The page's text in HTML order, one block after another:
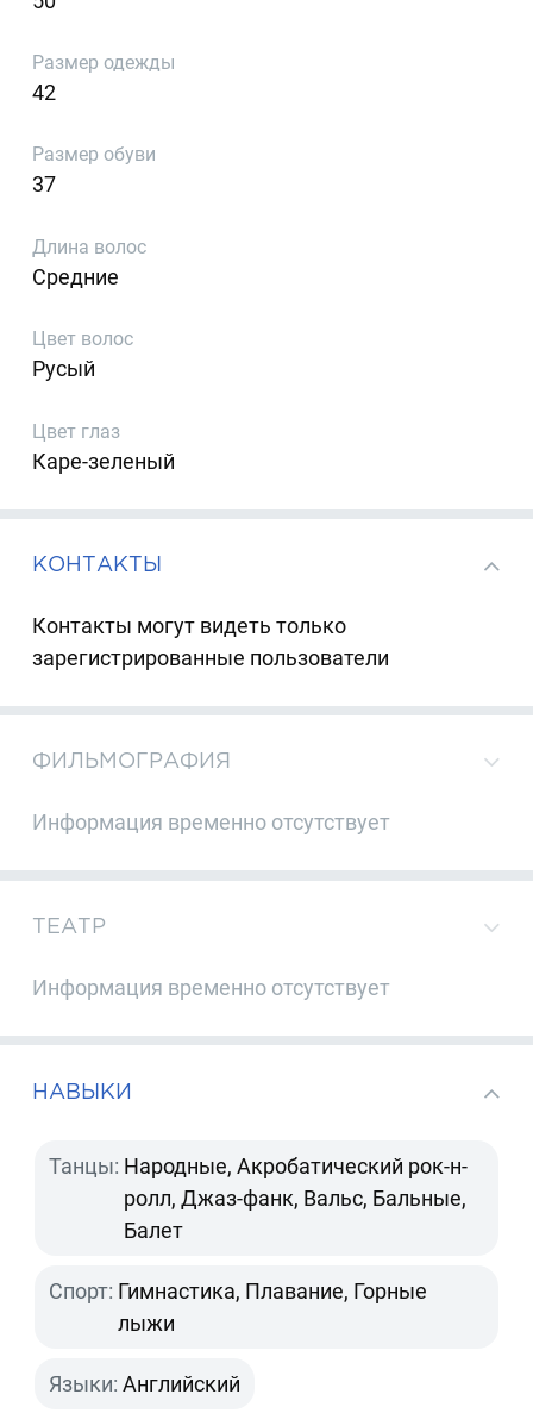
Размер одежды
42
Размер обуви
37
Длина волос
Средние
Цвет волос
Русый
Цвет глаз
Каре-зеленый
КОНТАКТЫ
Контакты могут видеть только
зарегистрированные пользователи
ФИЛЬМОГРАФИЯ
Информация временно отсутствует
ТЕАТР
Информация временно отсутствует
НАВЫКИ
Танцы: Народные, Акробатический рок-н-
ролл, Джаз-фанк, Вальс, Бальные,
Балет
Спорт: Гимнастика, Плавание, Горные
лыжи
Языки: Английский